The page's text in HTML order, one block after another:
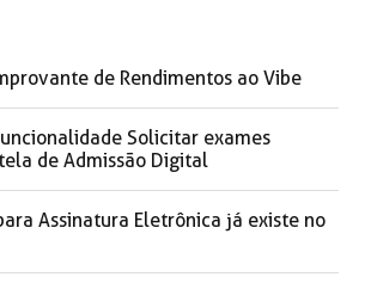
de Rendimentos ao Vibe​
Solicitar exames
de Admissão Digital
Assinatura Eletrônica já existe no